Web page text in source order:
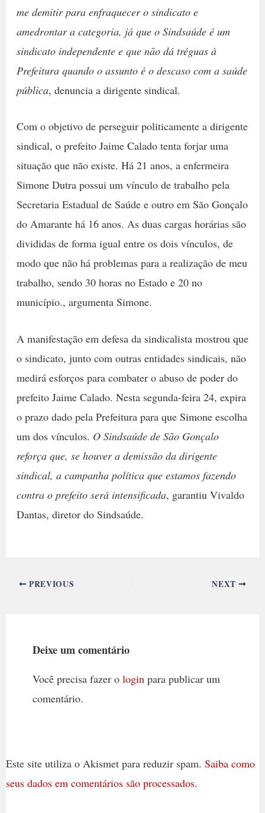
me demitir para enfraquecer o sindicato e
amedrontar a categoria, já que o Sindsaúde é um
sindicato independente e que não dá tréguas à
Prefeitura quando o assunto é o descaso com a saúde
pública, denuncia a dirigente sindical.
Com o objetivo de perseguir politicamente a dirigente
sindical, o prefeito Jaime Calado tenta forjar uma
situação que não existe. Há 21 anos, a enfermeira
Simone Dutra possui um vínculo de trabalho pela
Secretaria Estadual de Saúde e outro em São Gonçalo
do Amarante há 16 anos. As duas cargas horárias são
divididas de forma igual entre os dois vínculos, de
modo que não há problemas para a realização de meu
trabalho, sendo 30 horas no Estado e 20 no
município., argumenta Simone.
A manifestação em defesa da sindicalista mostrou que
o sindicato, junto com outras entidades sindicais, não
medirá esforços para combater o abuso de poder do
prefeito Jaime Calado. Nesta segunda-feira 24, expira
o prazo dado pela Prefeitura para que Simone escolha
um dos vínculos. O Sindsaúde de São Gonçalo
reforça que, se houver a demissão da dirigente
sindical, a campanha política que estamos fazendo
contra o prefeito será intensificada, garantiu Vivaldo
Dantas, diretor do Sindsaúde.
PREVIOUS NEXT
Deixe um comentário
Você precisa fazer o loginpara publicar um
comentário.
Este site utiliza o Akismet para reduzir spam. Saiba como
seus dados em comentários são processados.